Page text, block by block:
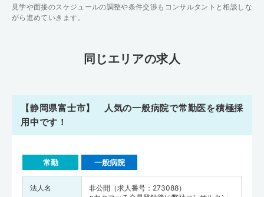
見学や面接のスケジュールの調整や条件交渉もコンサルタントと相談しな
がら進めていきます。
同じエリアの求人
【静岡県富士市】 人気の一般病院で常勤医を積極採
用中です！
常勤 一般病院
法人名
非公開（求人番号：273088）